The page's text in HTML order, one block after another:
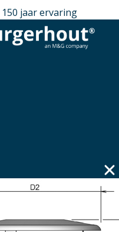
jaar ervaring
Chimney cap AL Nelson